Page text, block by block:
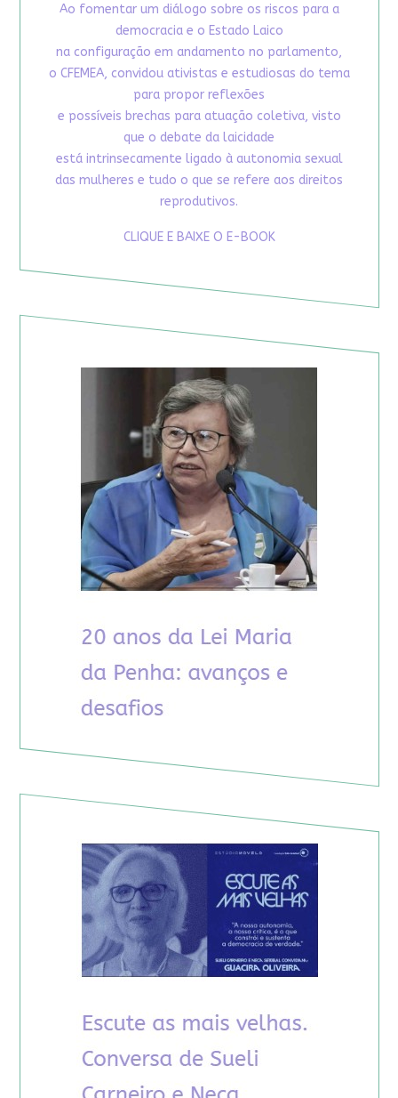
Ao fomentar um diálogo sobre os riscos para a
democracia e o Estado Laico
na configuração em andamento no parlamento,
o CFEMEA, convidou ativistas e estudiosas do tema
para propor reflexões
e possíveis brechas para atuação coletiva, visto
que o debate da laicidade
está intrinsecamente ligado à autonomia sexual
das mulheres e tudo o que se refere aos direitos
reprodutivos.
CLIQUE E BAIXE O E-BOOK